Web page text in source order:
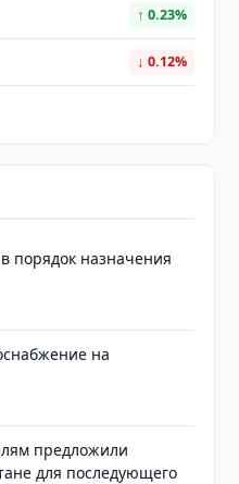
↑ 0.23%
↓ 0.12%
порядок назначения
на
предложили
для последующего